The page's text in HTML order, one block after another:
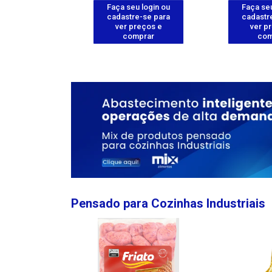
Faça seu login ou
cadastre-se para
ver preços e
comprar
Faça
ver
Pensado para Cozinhas Industriais